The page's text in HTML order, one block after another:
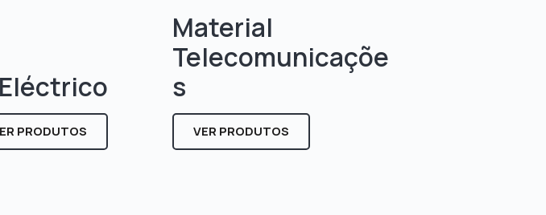
PRODUTOS
Material
Telecomunicaçõe
s
VER PRODUTOS